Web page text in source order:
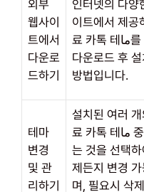
외부
웹사이
트에서
다운로
드하기
인터넷의 다양
이트에서 제공
료 카톡 테ما를 찾아
다운로드 후
방법입니다.
테마
변경
및 관
리하기
설치된 여러
료 카톡 테ما 중 원하
는 것을 선택하
제든지 변경
며, 필요시 삭